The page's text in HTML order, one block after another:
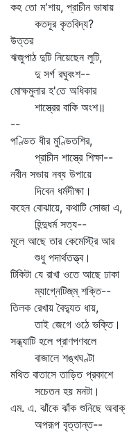
কহ তো ম'শায়, প্রাচীন ভাষায়
কতদূর কৃতবিদ্য?
উত্তর
ঋজুপাঠ দুটি নিয়েছেন লুটি,
দু সর্গ রঘুবংশ--
মোক্ষমুলার হ'তে অধিকার
শাস্ত্রের বাকি অংশ॥
--
পণ্ডিত ধীর মুণ্ডিতশির,
প্রাচীন শাস্ত্রে শিক্ষা--
নবীন সভায় নব্য উপায়ে
দিবেন ধর্মদীক্ষা।
কহেন বোঝায়ে, কথাটি সোজা এ,
হিন্দুধর্ম সত্য--
মূলে আছে তার কেমেস্ট্রি আর
শুধু পদার্থতত্ত্ব।
টিকিটা যে রাখা ওতে আছে ঢাকা
ম্যাগ্নেটিজ্‌ম্‌ শক্তি--
তিলক রেখায় বৈদ্যুত ধায়,
তাই জেগে ওঠে ভক্তি।
সন্ধ্যাটি হলে প্রাণপণবলে
বাজালে শঙ্খঘণ্টা
মথিত বাতাসে তাড়িত প্রকাশে
সচেতন হয় মনটা।
এম. এ. ঝাঁকে ঝাঁক শুনিছে অবাক্‌
অপরূপ বৃত্তান্ত--